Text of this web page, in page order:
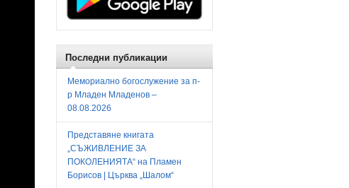
Последни публикации
Мемориално богослужение за п-
р Младен Младенов –
08.08.2026
Представяне книгата
„СЪЖИВЛЕНИЕ ЗА
ПОКОЛЕНИЯТА“ на Пламен
Борисов | Църква „Шалом“